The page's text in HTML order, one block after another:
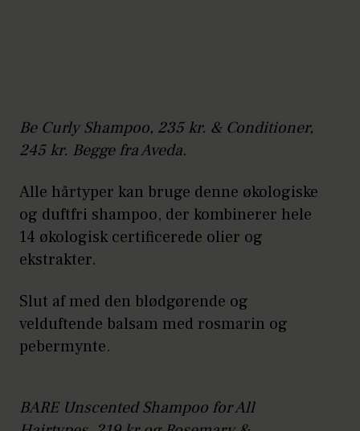
Be Curly Shampoo, 235 kr. & Conditioner,
245 kr. Begge fra Aveda.
Alle hårtyper kan bruge denne økologiske
og duftfri shampoo, der kombinerer hele
14 økologisk certificerede olier og
ekstrakter.
Slut af med den blødgørende og
velduftende balsam med rosmarin og
pebermynte.
BARE Unscented Shampoo for All